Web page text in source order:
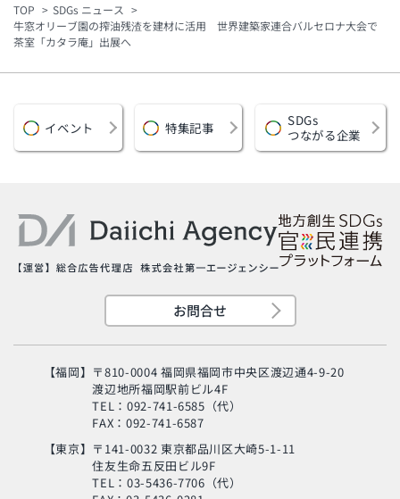
TOP
SDGs ニュース
牛窓オリーブ園の搾油残渣を建材に活用 世界建築家連合バルセロナ大会で
茶室「カタラ庵」出展へ
イベント 特集記事
SDGs
つながる企業
お問合せ
【福岡】 〒810-0004 福岡県福岡市中央区渡辺通4-9-20
渡辺地所福岡駅前ビル4F
TEL：092-741-6585（代）
FAX：092-741-6587
【東京】 〒141-0032 東京都品川区大崎5-1-11
住友生命五反田ビル9F
TEL：03-5436-7706（代）「MSC海のエコラベ